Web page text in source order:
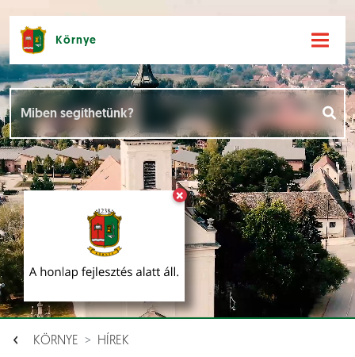
×
Környe
KÖRNYE HÍREK
Hírek [
Események []
Dokumentumok []
Aloldalak [ ]